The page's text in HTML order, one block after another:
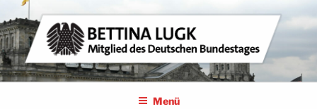
Zum
Inhalt
springen
BETTINA LUGK
MITGLIED DES DEUTSCHEN BUNDESTAGES
Menü